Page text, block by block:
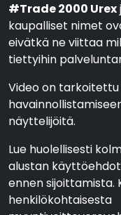
#Trade 2000 Urex
kaupalliset nimet
eivätkä ne viittaa
tiettyihin
Video on
näyttelijöitä.
Lue huolellisesti
alustan
ennen sijoittamista.
henkilökohtaisesta